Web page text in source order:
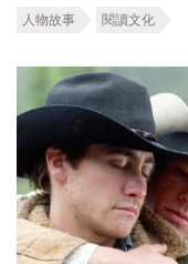
人物故事 閱讀文化